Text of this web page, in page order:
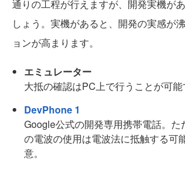
通りの工程が行えますが、開発実機が
しょう。実機があると、開発の実感が
ョンが高まります。
エミュレーター
大抵の確認はPC上で行うことが可能
DevPhone 1
Google公式の開発専用携帯電話。た
の電波の使用は電波法に抵触する可
意。